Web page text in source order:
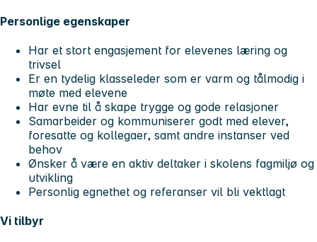
Personlige egenskaper
Har et stort engasjement for elevenes læring og
trivsel
Er en tydelig klasseleder som er varm og tålmodig i
møte med elevene
Har evne til å skape trygge og gode relasjoner
Samarbeider og kommuniserer godt med elever,
foresatte og kollegaer, samt andre instanser ved
behov
Ønsker å være en aktiv deltaker i skolens fagmiljø og
utvikling
Personlig egnethet og referanser vil bli vektlagt
Vi tilbyr